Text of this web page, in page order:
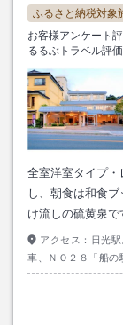
ふるさと納税対象
お客様アンケート
るるぶトラベル評価
全室洋室タイプ
し、朝食は和食
け流しの硫黄泉
アクセス： 日光
車、ＮＯ２８「船の
「中禅寺温泉」行